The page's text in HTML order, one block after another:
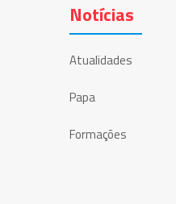
Notícias
Atualidades
Papa
Formações